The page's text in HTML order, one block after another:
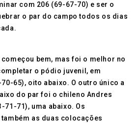
com 206 (69-67-70) e ser o
o par do campo todos os dias
bem, mas foi o melhor no
o pódio juvenil, em
65), oito abaixo. O outro único a
do par foi o chileno Andres
71-71), uma abaixo. Os
as duas colocações